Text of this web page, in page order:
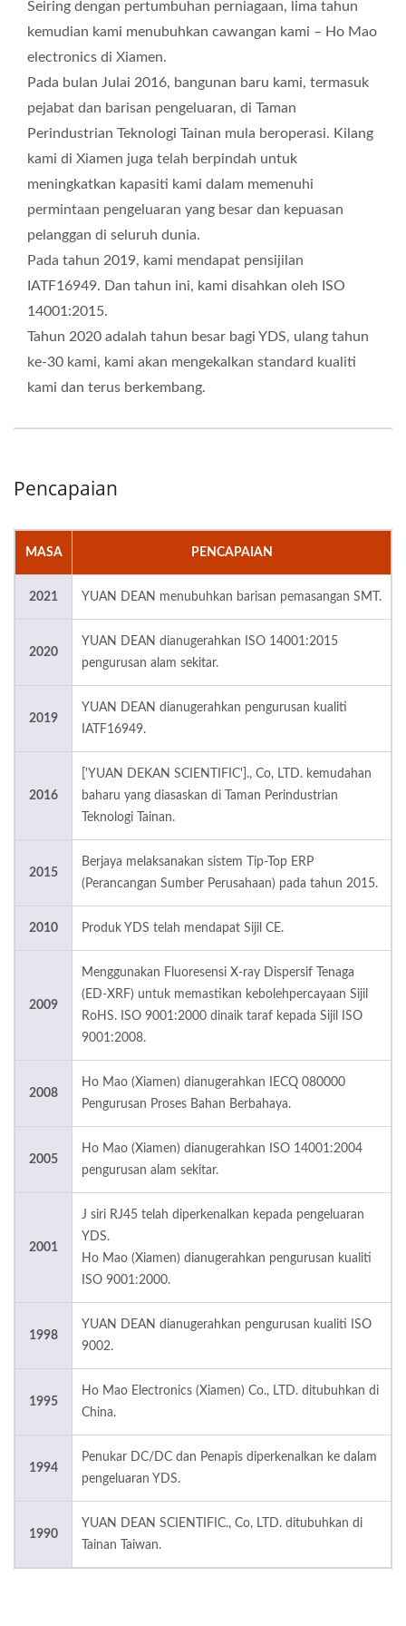
Seiring dengan pertumbuhan perniagaan, lima tahun
kemudian kami menubuhkan cawangan kami – Ho Mao
electronics di Xiamen.
Pada bulan Julai 2016, bangunan baru kami, termasuk
pejabat dan barisan pengeluaran, di Taman
Perindustrian Teknologi Tainan mula beroperasi. Kilang
kami di Xiamen juga telah berpindah untuk
meningkatkan kapasiti kami dalam memenuhi
permintaan pengeluaran yang besar dan kepuasan
pelanggan di seluruh dunia.
Pada tahun 2019, kami mendapat pensijilan
IATF16949. Dan tahun ini, kami disahkan oleh ISO
14001:2015.
Tahun 2020 adalah tahun besar bagi YDS, ulang tahun
ke-30 kami, kami akan mengekalkan standard kualiti
kami dan terus berkembang.
Pencapaian
MASA PENCAPAIAN
2021 YUAN DEAN menubuhkan barisan pemasangan SMT.
2020
YUAN DEAN dianugerahkan ISO 14001:2015
pengurusan alam sekitar.
2019
YUAN DEAN dianugerahkan pengurusan kualiti
IATF16949.
2016
['YUAN DEKAN SCIENTIFIC']., Co, LTD. kemudahan
baharu yang diasaskan di Taman Perindustrian
Teknologi Tainan.
2015
Berjaya melaksanakan sistem Tip-Top ERP
(Perancangan Sumber Perusahaan) pada tahun 2015.
2010 Produk YDS telah mendapat Sijil CE.
2009
Menggunakan Fluoresensi X-ray Dispersif Tenaga
(ED-XRF) untuk memastikan kebolehpercayaan Sijil
RoHS. ISO 9001:2000 dinaik taraf kepada Sijil ISO
9001:2008.
2008
Ho Mao (Xiamen) dianugerahkan IECQ 080000
Pengurusan Proses Bahan Berbahaya.
2005
Ho Mao (Xiamen) dianugerahkan ISO 14001:2004
pengurusan alam sekitar.
2001
J siri RJ45 telah diperkenalkan kepada pengeluaran
YDS.
Ho Mao (Xiamen) dianugerahkan pengurusan kualiti
ISO 9001:2000.
1998
YUAN DEAN dianugerahkan pengurusan kualiti ISO
9002.
1995
Ho Mao Electronics (Xiamen) Co., LTD. ditubuhkan di
China.
1994
Penukar DC/DC dan Penapis diperkenalkan ke dalam
pengeluaran YDS.
1990
YUAN DEAN SCIENTIFIC., Co, LTD. ditubuhkan di
Tainan Taiwan.